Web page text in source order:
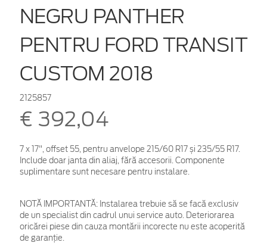
NEGRU PANTHER
PENTRU FORD TRANSIT
CUSTOM 2018
2125857
€ 392,04
7 x 17", offset 55, pentru anvelope 215/60 R17 și 235/55 R17.
Include doar janta din aliaj, fără accesorii. Componente
suplimentare sunt necesare pentru instalare.
NOTĂ IMPORTANTĂ: Instalarea trebuie să se facă exclusiv
de un specialist din cadrul unui service auto. Deteriorarea
oricărei piese din cauza montării incorecte nu este acoperită
de garanţie.